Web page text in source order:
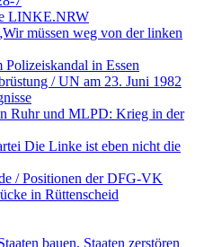
LINKE.NRW
müssen weg von der linken
in Essen
/ UN am 23. Juni 1982
Ruhr und MLPD: Krieg in der
Die Linke ist eben nicht die
/ Positionen der DFG-VK
in Rüttenscheid
bauen, Staaten zerstören